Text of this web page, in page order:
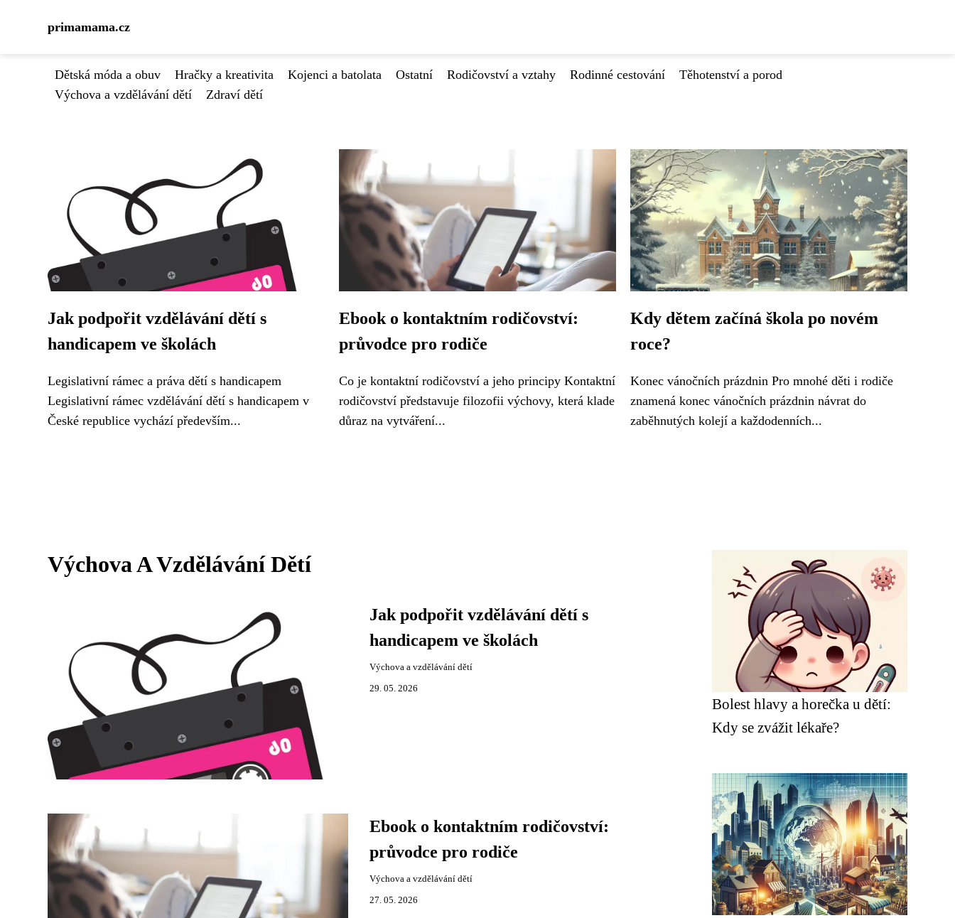
primamama.cz
Dětská móda a obuv Hračky a kreativita Kojenci a batolata Ostatní Rodičovství a vztahy Rodinné cestování
Těhotenství a porod
Výchova a vzdělávání dětí
Zdraví dětí
Jak podpořit vzdělávání dětí s
handicapem ve školách
Legislativní rámec a práva dětí s handicapem
Legislativní rámec vzdělávání dětí s handicapem v
České republice vychází především...
Ebook o kontaktním rodičovství:
průvodce pro rodiče
Co je kontaktní rodičovství a jeho principy Kontaktní
rodičovství představuje filozofii výchovy, která klade
důraz na vytváření...
Kdy dětem začíná škola po novém
roce?
Konec vánočních prázdnin Pro mnohé děti i rodiče
znamená konec vánočních prázdnin návrat do
zaběhnutých kolejí a každodenních...
Výchova A Vzdělávání Dětí
Jak podpořit vzdělávání dětí s
handicapem ve školách
Výchova a vzdělávání dětí
29. 05. 2026
Ebook o kontaktním rodičovství:
průvodce pro rodiče
Výchova a vzdělávání dětí
27. 05. 2026
Bolest hlavy a horečka u dětí:
Kdy se zvážit lékaře?